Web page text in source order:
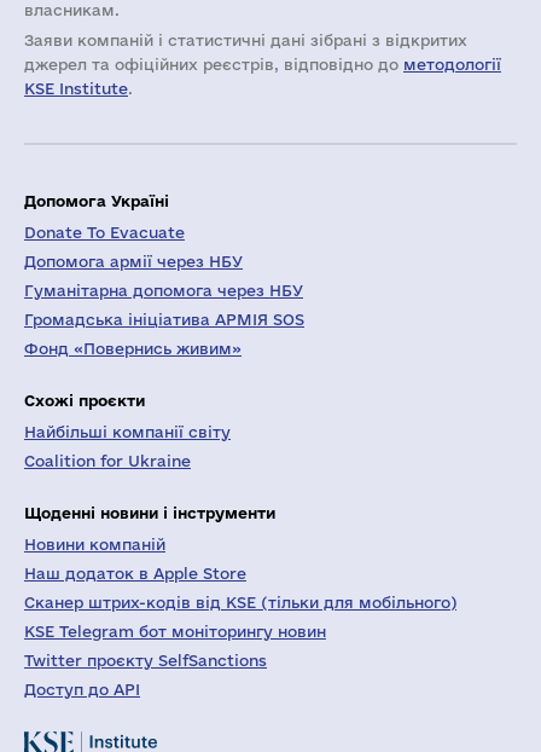
власникам.
Заяви компаній i статистичні дані зібрані з відкритих
джерел та офіційних реєстрів, відповідно до методології
KSE Institute.
Допомога Україні
Donate To Evacuate
Допомога армії через НБУ
Гуманітарна допомога через НБУ
Громадська ініціатива АРМІЯ SOS
Фонд «Повернись живим»
Схожі проєкти
Найбільші компанії світу
Coalition for Ukraine
Щоденні новини і інструменти
Новини компаній
Наш додаток в Apple Store
Сканер штрих-кодів від KSE (тільки для мобільного)
KSE Telegram бот моніторингу новин
Twitter проєкту SelfSanctions
Доступ до API